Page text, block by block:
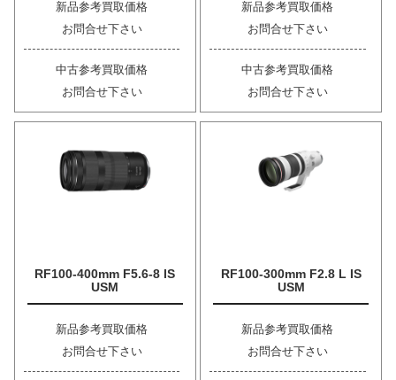
新品参考買取価格
お問合せ下さい
中古参考買取価格
お問合せ下さい
新品参考買取価格
お問合せ下さい
中古参考買取価格
お問合せ下さい
RF100-400mm F5.6-8 IS
USM
新品参考買取価格
お問合せ下さい
RF100-300mm F2.8 L IS
USM
新品参考買取価格
お問合せ下さい